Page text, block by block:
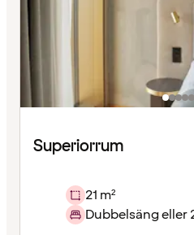
Superiorrum
21 m²
Dubbelsäng eller